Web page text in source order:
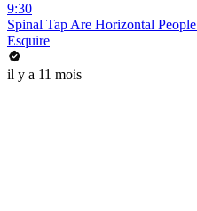
9:30
Spinal Tap Are Horizontal
Esquire
il y a 11 mois